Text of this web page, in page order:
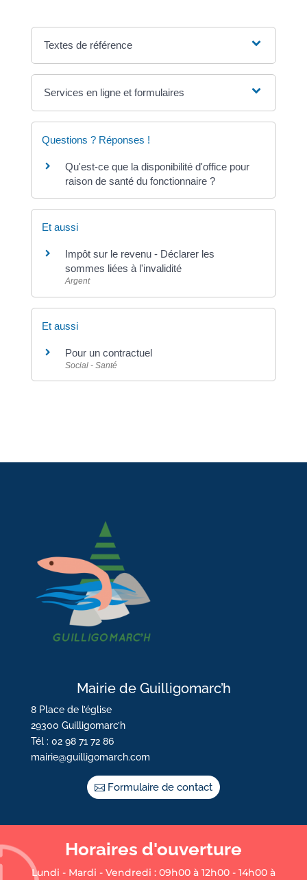
Textes de référence
Services en ligne et formulaires
Questions ? Réponses !
Qu'est-ce que la disponibilité d'office pour
raison de santé du fonctionnaire ?
Et aussi
Impôt sur le revenu - Déclarer les
sommes liées à l'invalidité
Argent
Et aussi
Pour un contractuel
Social - Santé
Mairie de Guilligomarc’h
8 Place de l’église
29300 Guilligomarc’h
Tél : 02 98 71 72 86
mairie@guilligomarch.com
Formulaire de contact
Horaires d'ouverture
Lundi - Mardi - Vendredi : 09h00 à 12h00 - 14h00 à